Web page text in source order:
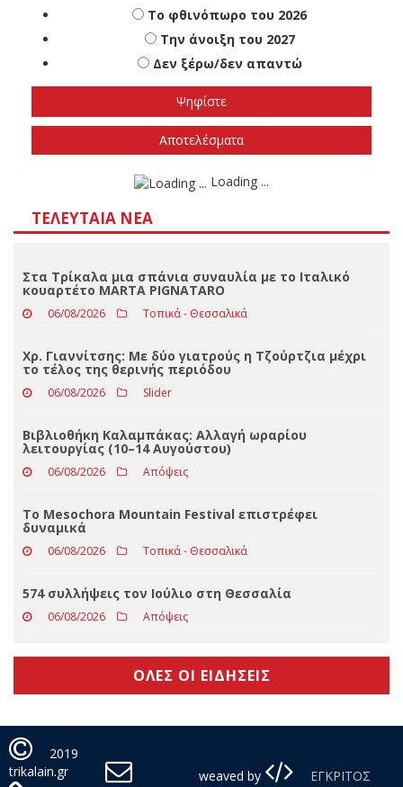
Αποτελέσματα
Loading ...
Στα Τρίκαλα μια σπάνια συναυλία με το Ιταλικό
κουαρτέτο MARTA PIGNATARO
06/08/2026 Τοπικά - Θεσσαλικά
Χρ. Γιαννίτσης: Με δύο γιατρούς η Τζούρτζια μέχρι
το τέλος της θερινής περιόδου
06/08/2026 Slider
Βιβλιοθήκη Καλαμπάκας: Αλλαγή ωραρίου
λειτουργίας (10–14 Αυγούστου)
06/08/2026 Απόψεις
Το Mesochora Mountain Festival επιστρέφει
δυναμικά
06/08/2026 Τοπικά - Θεσσαλικά
574 συλλήψεις τον Ιούλιο στη Θεσσαλία
06/08/2026
ΟΛΕΣ ΟΙ ΕΙΔΗΣΕΙΣ
Απορρήτου
weaved by
ΕΓΚΡΙΤΟΣ
Με τη χρήση της σελίδας μας αποδέχεστε τη χρήση cookies.
Συμφωνώ